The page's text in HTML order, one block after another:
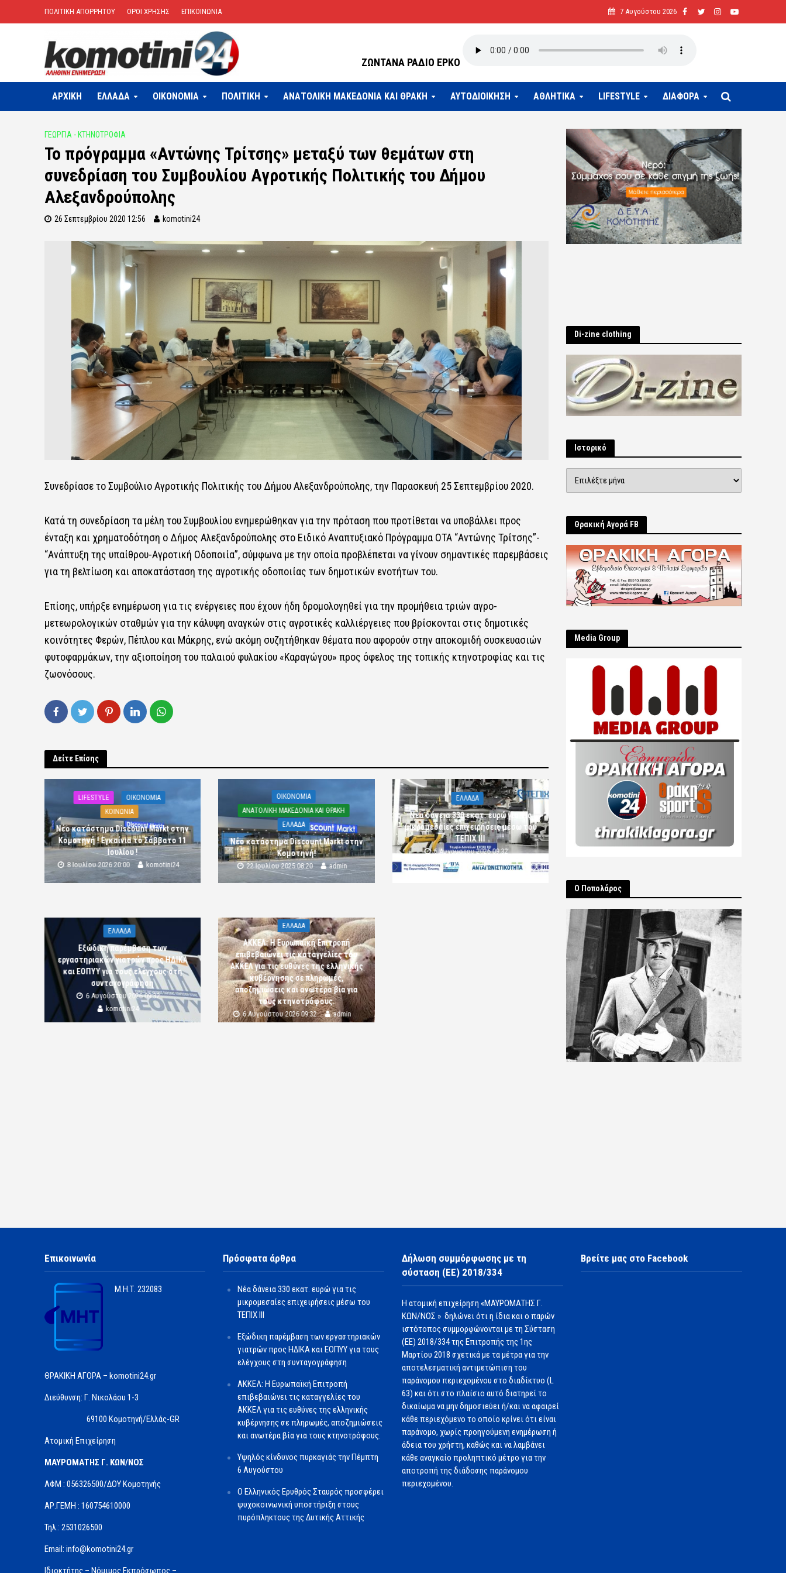
ΠΟΛΙΤΙΚΗ ΑΠΟΡΡΗΤΟΥ ΟΡΟΙ ΧΡΗΣΗΣ ΕΠΙΚΟΙΝΩΝΙΑ 7 Αυγούστου 2026
ΖΩΝΤΑΝΑ ΡΑΔΙΟ ΕΡΚΟ
ΑΡΧΙΚΗ ΕΛΛΑΔΑ OIKONOMIA ΠΟΛΙΤΙΚΗ ΑΝΑΤΟΛΙΚΗ ΜΑΚΕΔΟΝΙΑ ΚΑΙ ΘΡΑΚΗ ΑΥΤΟΔΙΟΙΚΗΣΗ ΑΘΛΗΤΙΚΑ LIFESTYLE ΔΙΑΦΟΡΑ
ΓΕΩΡΓΙΑ - ΚΤΗΝΟΤΡΟΦΙΑ
Το πρόγραμμα «Αντώνης Τρίτσης» μεταξύ των θεμάτων στη
συνεδρίαση του Συμβουλίου Αγροτικής Πολιτικής του Δήμου
Αλεξανδρούπολης
26 Σεπτεμβρίου 2020 12:56 komotini24
Συνεδρίασε το Συμβούλιο Αγροτικής Πολιτικής του Δήμου Αλεξανδρούπολης, την Παρασκευή 25 Σεπτεμβρίου 2020.
Κατά τη συνεδρίαση τα μέλη του Συμβουλίου ενημερώθηκαν για την πρόταση που προτίθεται να υποβάλλει προς
ένταξη και χρηματοδότηση ο Δήμος Αλεξανδρούπολης στο Ειδικό Αναπτυξιακό Πρόγραμμα ΟΤΑ “Αντώνης Τρίτσης”-
“Ανάπτυξη της υπαίθρου-Αγροτική Οδοποιία”, σύμφωνα με την οποία προβλέπεται να γίνουν σημαντικές παρεμβάσεις
για τη βελτίωση και αποκατάσταση της αγροτικής οδοποιίας των δημοτικών ενοτήτων του.
Επίσης, υπήρξε ενημέρωση για τις ενέργειες που έχουν ήδη δρομολογηθεί για την προμήθεια τριών αγρο-
μετεωρολογικών σταθμών για την κάλυψη αναγκών στις αγροτικές καλλιέργειες που βρίσκονται στις δημοτικές
κοινότητες Φερών, Πέπλου και Μάκρης, ενώ ακόμη συζητήθηκαν θέματα που αφορούν στην αποκομιδή συσκευασιών
φυτοφαρμάκων, την αξιοποίηση του παλαιού φυλακίου «Καραγώγου» προς όφελος της τοπικής κτηνοτροφίας και τις
ζωονόσους.
Δείτε Επίσης
LIFESTYLE
OIKONOMIA
ΚΟΙΝΩΝΙΑ
Νέο κατάστημα Discount Markt στην
Κομοτηνή ! Εγκαίνια το Σάββατο 11
Ιουλίου !
8 Ιουλίου 2026 20:00 komotini24
OIKONOMIA
ΑΝΑΤΟΛΙΚΗ ΜΑΚΕΔΟΝΙΑ ΚΑΙ ΘΡΑΚΗ
ΕΛΛΑΔΑ
Νέο κατάστημα Discount Markt στην
Κομοτηνή!
22 Ιουλίου 2025 08:20 admin
ΕΛΛΑΔΑ
Νέα δάνεια 330 εκατ. ευρώ για τις
μικρομεσαίες επιχειρήσεις μέσω του
ΤΕΠΙΧ ΙΙΙ
6 Αυγούστου 2026 09:32
komotini24
ΕΛΛΑΔΑ
Εξώδικη παρέμβαση των
εργαστηριακών γιατρών προς ΗΔΙΚΑ
και ΕΟΠΥΥ για τους ελέγχους στη
συνταγογράφηση
6 Αυγούστου 2026 09:32
komotini24
ΕΛΛΑΔΑ
ΑΚΚΕΛ: Η Ευρωπαϊκή Επιτροπή
επιβεβαιώνει τις καταγγελίες του
ΑΚΚΕΛ για τις ευθύνες της ελληνικής
κυβέρνησης σε πληρωμές,
αποζημιώσεις και ανωτέρα βία για
τους κτηνοτρόφους.
6 Αυγούστου 2026 09:32 admin
Di-zine clothing
Ιστορικό
Θρακική Αγορά FB
Μedia Group
Ο Ποπολάρος
Επικοινωνία
Μ.Η.Τ. 232083
ΘΡΑΚΙΚΗ ΑΓΟΡΑ – komotini24.gr
Διεύθυνση: Γ. Νικολάου 1-3
69100 Κομοτηνή/Ελλάς-GR
Ατομική Επιχείρηση
ΜΑΥΡΟΜΑΤΗΣ Γ. ΚΩΝ/ΝΟΣ
ΑΦΜ : 056326500/ΔOΥ Κομοτηνής
ΑΡ.ΓΕΜΗ : 160754610000
Τηλ.: 2531026500
Email: info@komotini24.gr
Ιδιοκτήτης – Νόμιμος Εκπρόσωπος –
Πρόσφατα άρθρα
Νέα δάνεια 330 εκατ. ευρώ για τις
μικρομεσαίες επιχειρήσεις μέσω του
ΤΕΠΙΧ ΙΙΙ
Εξώδικη παρέμβαση των εργαστηριακών
γιατρών προς ΗΔΙΚΑ και ΕΟΠΥΥ για τους
ελέγχους στη συνταγογράφηση
ΑΚΚΕΛ: Η Ευρωπαϊκή Επιτροπή
επιβεβαιώνει τις καταγγελίες του
ΑΚΚΕΛ για τις ευθύνες της ελληνικής
κυβέρνησης σε πληρωμές, αποζημιώσεις
και ανωτέρα βία για τους κτηνοτρόφους.
Υψηλός κίνδυνος πυρκαγιάς την Πέμπτη
6 Αυγούστου
Ο Ελληνικός Ερυθρός Σταυρός προσφέρει
ψυχοκοινωνική υποστήριξη στους
πυρόπληκτους της Δυτικής Αττικής
Δήλωση συμμόρφωσης με τη
σύσταση (ΕΕ) 2018/334
Η ατομική επιχείρηση «ΜΑΥΡΟΜΑΤΗΣ Γ.
ΚΩΝ/ΝΟΣ » δηλώνει ότι η ίδια και ο παρών
ιστότοπος συμμορφώνονται με τη Σύσταση
(ΕΕ) 2018/334 της Επιτροπής της 1ης
Μαρτίου 2018 σχετικά με τα μέτρα για την
αποτελεσματική αντιμετώπιση του
παράνομου περιεχομένου στο διαδίκτυο (L
63) και ότι στο πλαίσιο αυτό διατηρεί το
δικαίωμα να μην δημοσιεύει ή/και να αφαιρεί
κάθε περιεχόμενο το οποίο κρίνει ότι είναι
παράνομο, χωρίς προηγούμενη ενημέρωση ή
άδεια του χρήστη, καθώς και να λαμβάνει
κάθε αναγκαίο προληπτικό μέτρο για την
αποτροπή της διάδοσης παράνομου
περιεχομένου.
Βρείτε μας στο Facebook